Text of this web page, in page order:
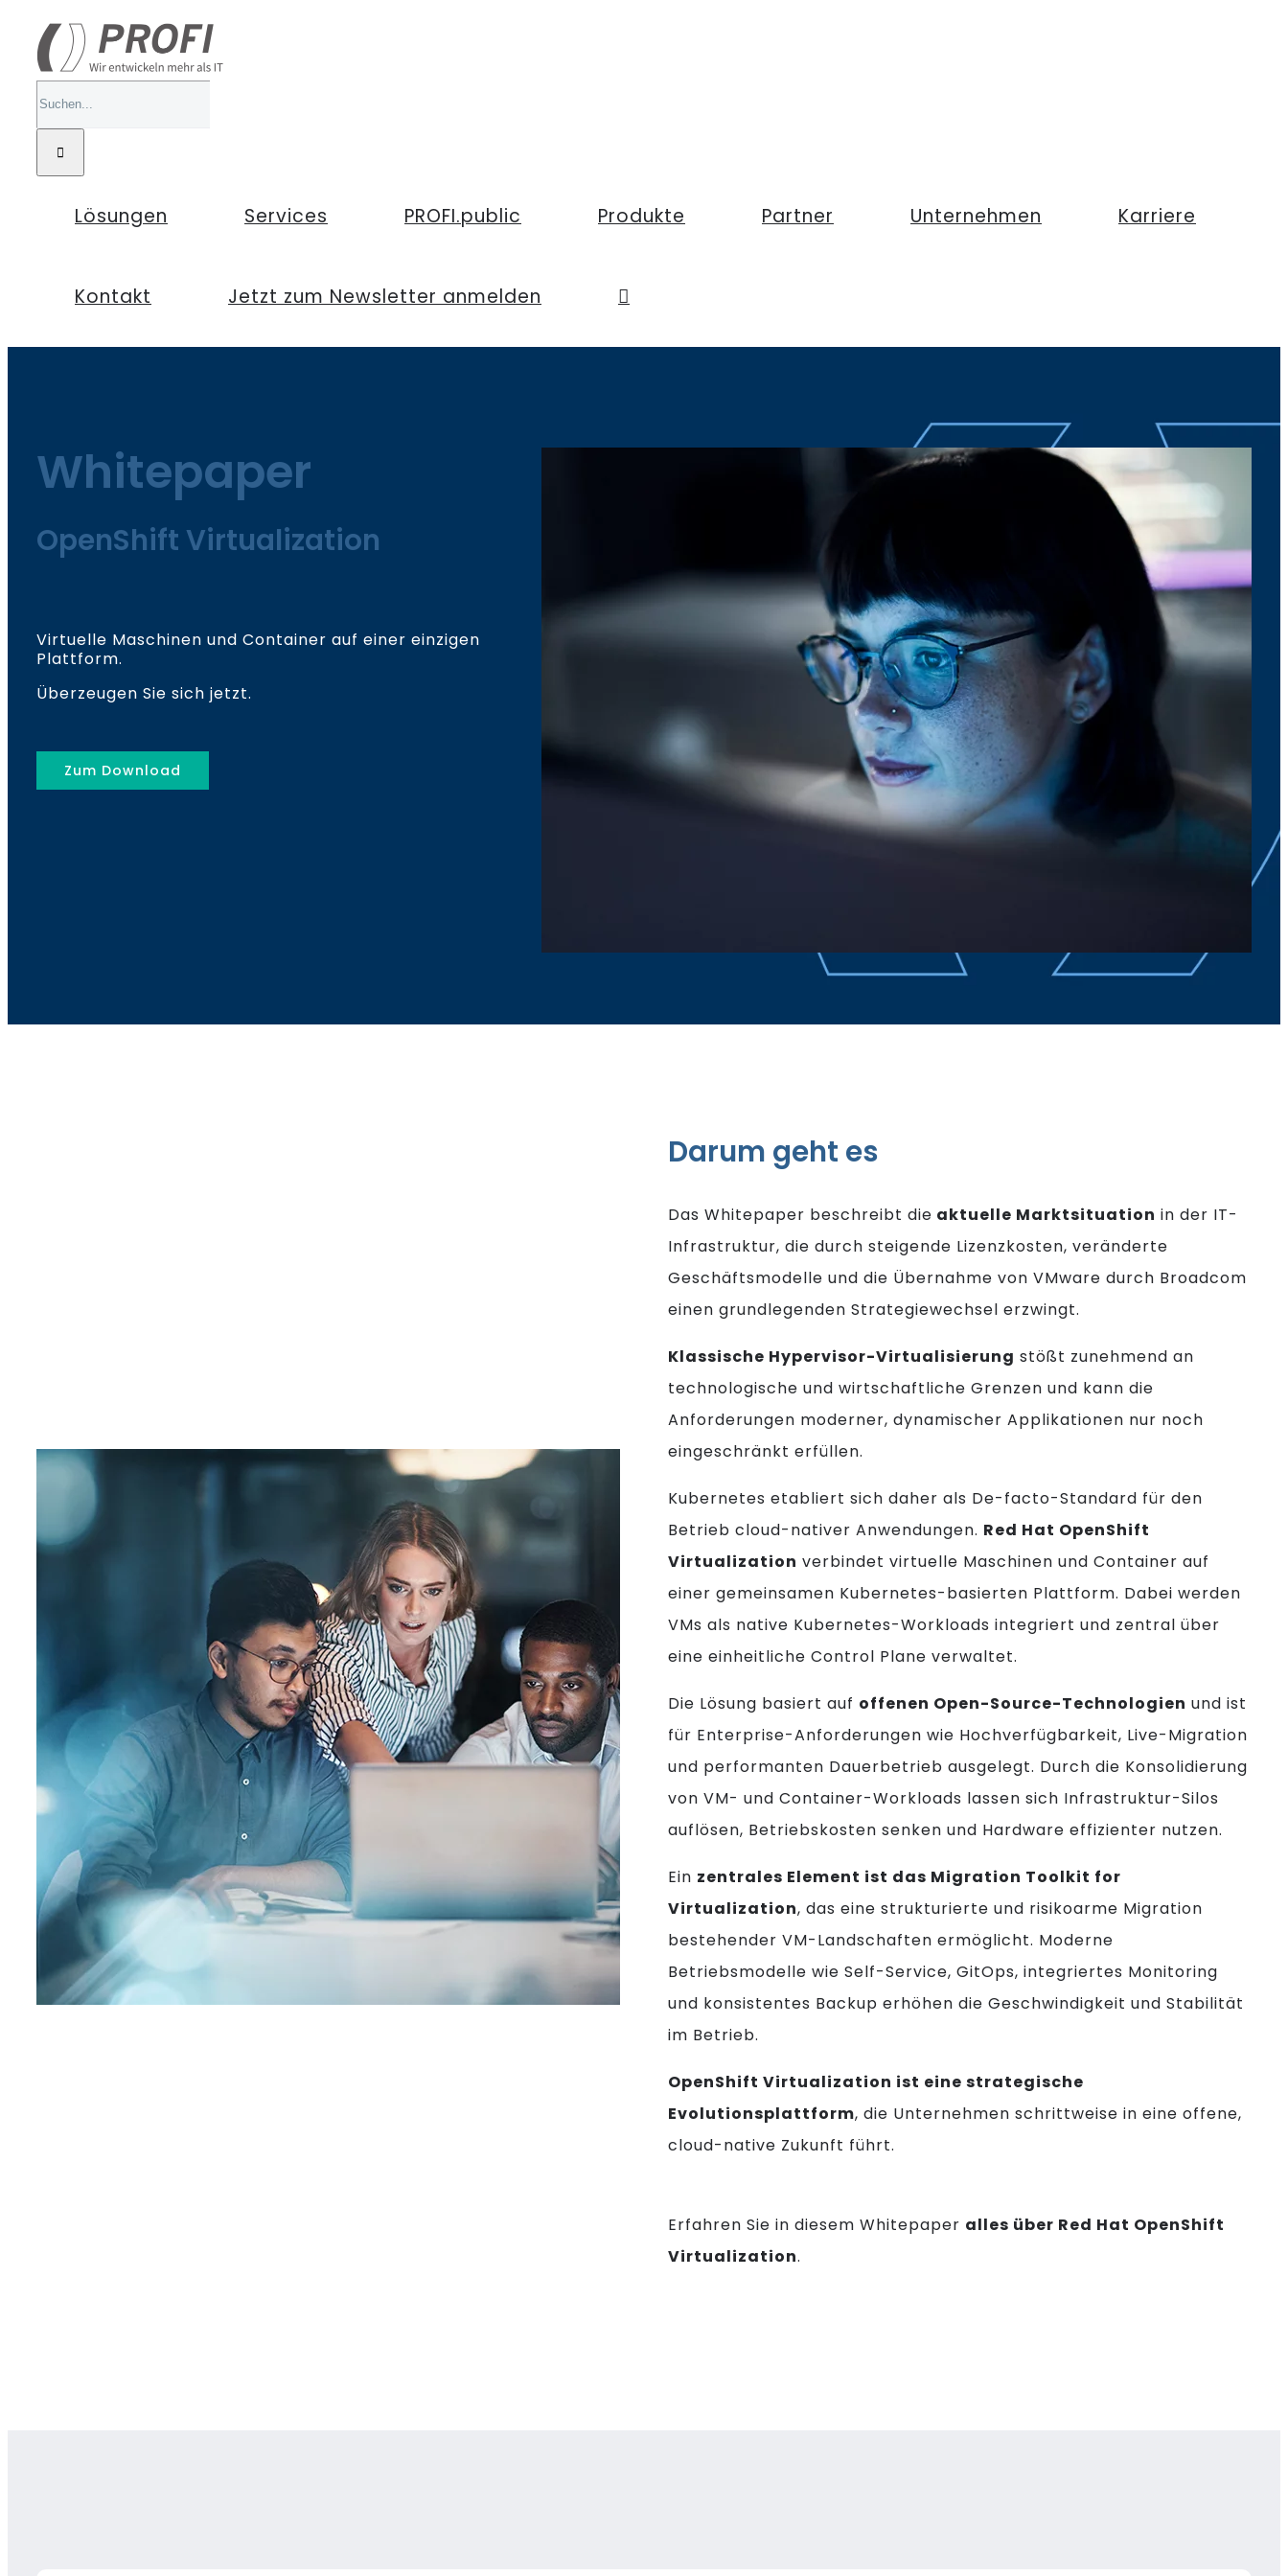
Inhalt
springen
Suche
nach:
Lösungen Services PROFI.public Produkte Partner Unternehmen Karriere
Kontakt Jetzt zum Newsletter anmelden
Whitepaper
OpenShift Virtualization
Virtuelle Maschinen und Container auf einer einzigen
Plattform.
Überzeugen Sie sich jetzt.
Zum Download
Darum geht es
Das Whitepaper beschreibt die aktuelle Marktsituation in der IT-
Infrastruktur, die durch steigende Lizenzkosten, veränderte
Geschäftsmodelle und die Übernahme von VMware durch Broadcom
einen grundlegenden Strategiewechsel erzwingt.
Klassische Hypervisor-Virtualisierung stößt zunehmend an
technologische und wirtschaftliche Grenzen und kann die
Anforderungen moderner, dynamischer Applikationen nur noch
eingeschränkt erfüllen.
Kubernetes etabliert sich daher als De-facto-Standard für den
Betrieb cloud-nativer Anwendungen. Red Hat OpenShift
Virtualization verbindet virtuelle Maschinen und Container auf
einer gemeinsamen Kubernetes-basierten Plattform. Dabei werden
VMs als native Kubernetes-Workloads integriert und zentral über
eine einheitliche Control Plane verwaltet.
Die Lösung basiert auf offenen Open-Source-Technologien und ist
für Enterprise-Anforderungen wie Hochverfügbarkeit, Live-Migration
und performanten Dauerbetrieb ausgelegt. Durch die Konsolidierung
von VM- und Container-Workloads lassen sich Infrastruktur-Silos
auflösen, Betriebskosten senken und Hardware effizienter nutzen.
Ein zentrales Element ist das Migration Toolkit for
Virtualization, das eine strukturierte und risikoarme Migration
bestehender VM-Landschaften ermöglicht. Moderne
Betriebsmodelle wie Self-Service, GitOps, integriertes Monitoring
und konsistentes Backup erhöhen die Geschwindigkeit und Stabilität
im Betrieb.
OpenShift Virtualization ist eine strategische
Evolutionsplattform, die Unternehmen schrittweise in eine offene,
cloud-native Zukunft führt.
Erfahren Sie in diesem Whitepaper alles über Red Hat OpenShift
Virtualization.